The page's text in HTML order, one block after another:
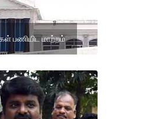
பணியிட மாற்றம்